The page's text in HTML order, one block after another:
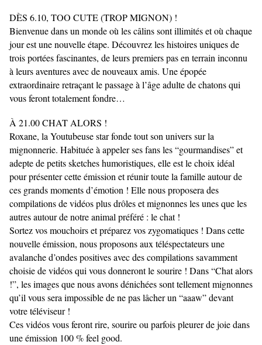
DÈS 6.10, TOO CUTE (TROP MIGNON) !
Bienvenue dans un monde où les câlins sont illimités et où chaque
jour est une nouvelle étape. Découvrez les histoires uniques de
trois portées fascinantes, de leurs premiers pas en terrain inconnu
à leurs aventures avec de nouveaux amis. Une épopée
extraordinaire retraçant le passage à l’âge adulte de chatons qui
vous feront totalement fondre…
À 21.00 CHAT ALORS !
Roxane, la Youtubeuse star fonde tout son univers sur la
mignonnerie. Habituée à appeler ses fans les “gourmandises” et
adepte de petits sketches humoristiques, elle est le choix idéal
pour présenter cette émission et réunir toute la famille autour de
ces grands moments d’émotion ! Elle nous proposera des
compilations de vidéos plus drôles et mignonnes les unes que les
autres autour de notre animal préféré : le chat !
Sortez vos mouchoirs et préparez vos zygomatiques ! Dans cette
nouvelle émission, nous proposons aux téléspectateurs une
avalanche d’ondes positives avec des compilations savamment
choisie de vidéos qui vous donneront le sourire ! Dans “Chat alors
!”, les images que nous avons dénichées sont tellement mignonnes
qu’il vous sera impossible de ne pas lâcher un “aaaw” devant
votre téléviseur !
Ces vidéos vous feront rire, sourire ou parfois pleurer de joie dans
une émission 100 % feel good.